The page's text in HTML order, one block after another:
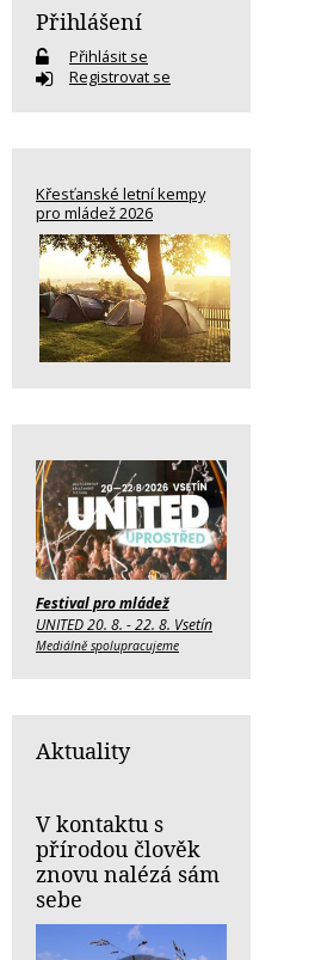
Přihlášení
Přihlásit se
Registrovat se
Křesťanské letní kempy
pro mládež 2026
Festival pro mládež
UNITED 20. 8. - 22. 8. Vsetín
Mediálně spolupracujeme
Aktuality
V kontaktu s
přírodou člověk
znovu nalézá sám
sebe